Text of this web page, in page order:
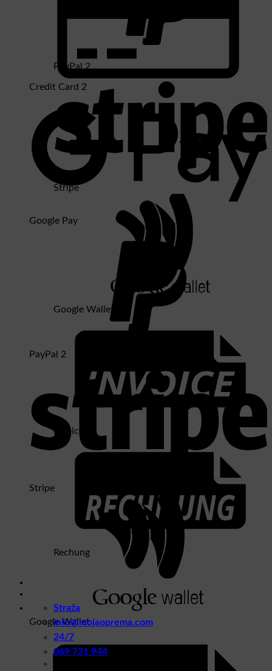
Credit Card 2
Google Pay
PayPal 2
Stripe
Google Wallet
PayPal 2
Stripe
Google Wallet
Invoice
Rechung
Straža
info@mojaoprema.com
24/7
069 731 944